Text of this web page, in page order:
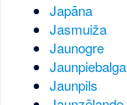
Japāna
Jasmuiža
Jaunogre
Jaunpiebalga
Jaunpils